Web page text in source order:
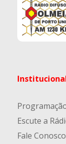
Escute a
Fale Conosco